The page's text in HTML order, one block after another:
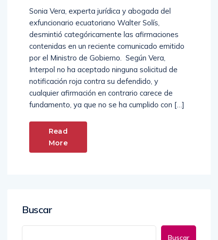
Sonia Vera, experta jurídica y abogada del
exfuncionario ecuatoriano Walter Solís,
desmintió categóricamente las afirmaciones
contenidas en un reciente comunicado emitido
por el Ministro de Gobierno. Según Vera,
Interpol no ha aceptado ninguna solicitud de
notificación roja contra su defendido, y
cualquier afirmación en contrario carece de
fundamento, ya que no se ha cumplido con […]
Read
More
Buscar
Buscar